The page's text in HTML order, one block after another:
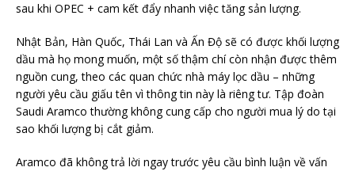
sau khi OPEC + cam kết đẩy nhanh việc tăng sản lượng.
Nhật Bản, Hàn Quốc, Thái Lan và Ấn Độ sẽ có được khối lượng
dầu mà họ mong muốn, một số thậm chí còn nhận được thêm
nguồn cung, theo các quan chức nhà máy lọc dầu – những
người yêu cầu giấu tên vì thông tin này là riêng tư. Tập đoàn
Saudi Aramco thường không cung cấp cho người mua lý do tại
sao khối lượng bị cắt giảm.
Aramco đã không trả lời ngay trước yêu cầu bình luận về vấn